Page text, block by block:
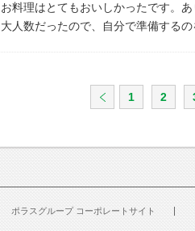
お料理はとてもおいしかったです。
大人数だったので、自分で準備する
1 2
ポラスグループ コーポレートサイト